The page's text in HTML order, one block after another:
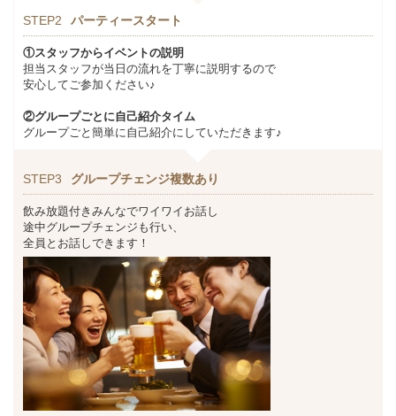
STEP2 パーティースタート
①スタッフからイベントの説明
担当スタッフが当日の流れを丁寧に説明するので
安心してご参加ください♪
②グループごとに自己紹介タイム
グループごと簡単に自己紹介にしていただきます♪
STEP3 グループチェンジ複数あり
飲み放題付きみんなでワイワイお話し
途中グループチェンジも行い、
全員とお話しできます！